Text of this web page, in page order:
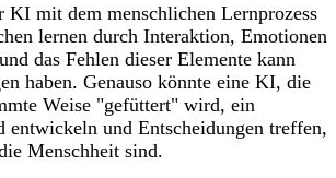
KI mit dem menschlichen Lernprozess
lernen durch Interaktion, Emotionen
das Fehlen dieser Elemente kann
haben. Genauso könnte eine KI, die
Weise "gefüttert" wird, ein
entwickeln und Entscheidungen treffen,
Menschheit sind.